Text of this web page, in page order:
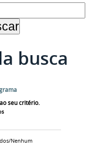
busca
seu critério.
Nenhum
em